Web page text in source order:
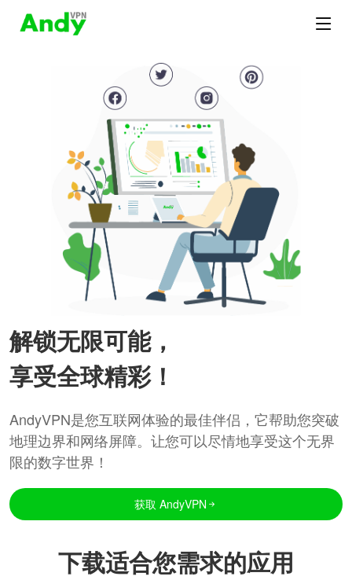
解锁无限可能，
享受全球精彩！
AndyVPN是您互联网体验的最佳伴侣，它帮助您突破
地理边界和网络屏障。让您可以尽情地享受这个无界
限的数字世界！
获取 AndyVPN
下载适合您需求的应用